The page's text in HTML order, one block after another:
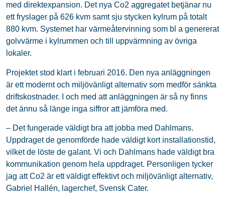
med direktexpansion. Det nya Co2 aggregatet betjänar nu
ett fryslager på 626 kvm samt sju stycken kylrum på totalt
880 kvm. Systemet har värmeåtervinning som bl a genererat
golvvärme i kylrummen och till uppvärmning av övriga
lokaler.
Projektet stod klart i februari 2016. Den nya anläggningen
är ett modernt och miljövänligt alternativ som medför sänkta
driftskostnader. I och med att anläggningen är så ny finns
det ännu så länge inga siffror att jämföra med.
– Det fungerade väldigt bra att jobba med Dahlmans.
Uppdraget de genomförde hade väldigt kort installationstid,
vilket de löste de galant. Vi och Dahlmans hade väldigt bra
kommunikation genom hela uppdraget. Personligen tycker
jag att Co2 är ett väldigt effektivt och miljövänligt alternativ,
Gabriel Hallén, lagerchef, Svensk Cater.